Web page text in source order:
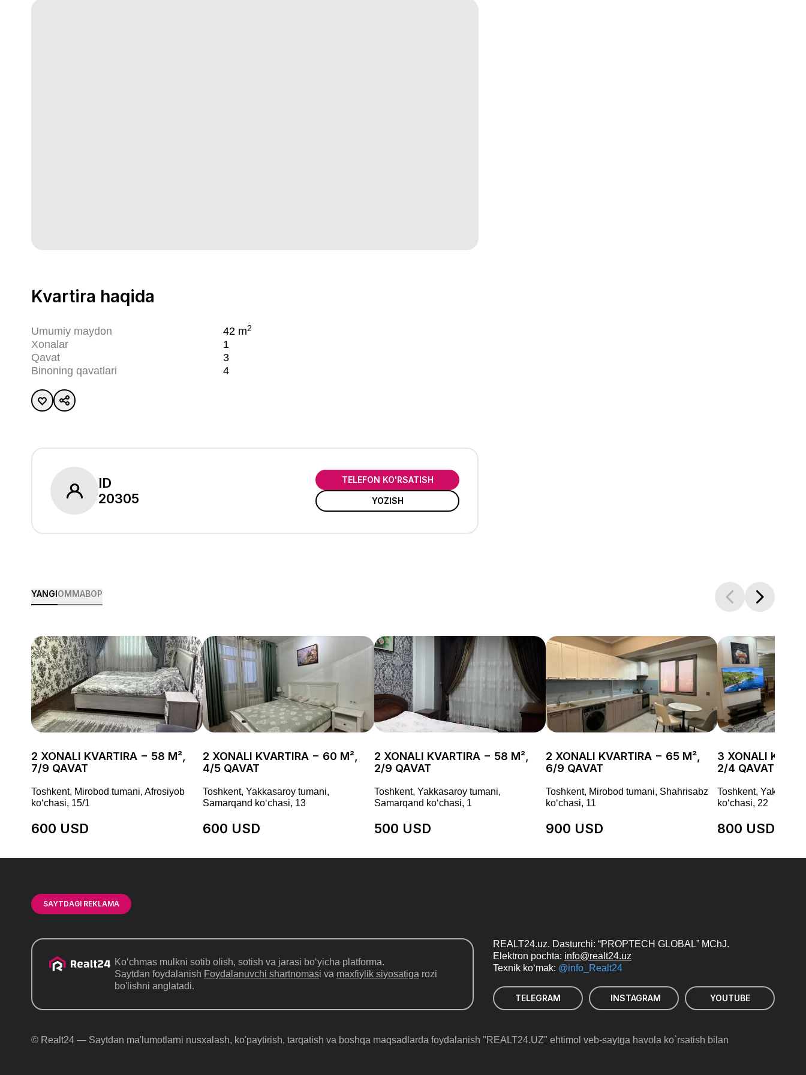
Kvartira haqida
Umumiy maydon 42 m2
Xonalar
1
Qavat
3
Binoning qavatlari
4
ID
20305
TELEFON KO'RSATISH
YOZISH
YANGIOMMABOP
2 XONALI KVARTIRA − 58 M²,
7/9 QAVAT
Toshkent, Mirobod tumani, Afrosiyob
koʻchasi, 15/1
600 USD
2 XONALI KVARTIRA − 60 M²,
4/5 QAVAT
Toshkent, Yakkasaroy tumani,
Samarqand koʻchasi, 13
600 USD
2 XONALI KVARTIRA − 58 M²,
2/9 QAVAT
Toshkent, Yakkasaroy tumani,
Samarqand koʻchasi, 1
500 USD
2 XONALI KVARTIRA − 65 M²,
6/9 QAVAT
Toshkent, Mirobod tumani, Shahrisabz
koʻchasi, 11
900 USD
3 XONALI
2/4 QAVAT
Toshkent,
koʻchasi, 22
800 USD
SAYTDAGI REKLAMA
Ko‘chmas mulkni sotib olish, sotish va jarasi bo‘yicha platforma.
Saytdan foydalanish Foydalanuvchi shartnomasi va maxfiylik siyosatiga rozi
bo'lishni anglatadi.
REALT24.uz. Dasturchi: “PROPTECH GLOBAL” MChJ.
Elektron pochta: info@realt24.uz
Texnik ko‘mak: @info_Realt24
TELEGRAM INSTAGRAM YOUTUBE
© Realt24 — Saytdan ma'lumotlarni nusxalash, ko'paytirish, tarqatish va boshqa maqsadlarda foydalanish "REALT24.UZ" ehtimol veb-saytga havola ko`rsatish bilan